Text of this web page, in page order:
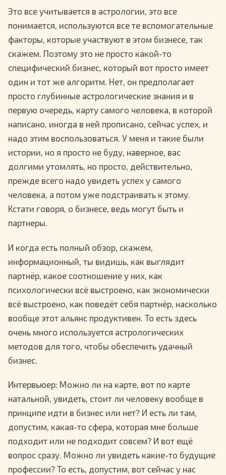
Это все учитывается в астрологии, это все
понимается, используются все те вспомогательные
факторы, которые участвуют в этом бизнесе, так
скажем. Поэтому это не просто какой-то
специфический бизнес, который вот просто имеет
один и тот же алгоритм. Нет, он предполагает
просто глубинные астрологические знания и в
первую очередь, карту самого человека, в которой
написано, иногда в ней прописано, сейчас успех, и
надо этим воспользоваться. У меня и такие были
истории, но я просто не буду, наверное, вас
долгими утомлять, но просто, действительно,
прежде всего надо увидеть успех у самого
человека, а потом уже подстраивать к этому.
Кстати говоря, о бизнесе, ведь могут быть и
партнеры.
И когда есть полный обзор, скажем,
информационный, ты видишь, как выглядит
партнёр, какое соотношение у них, как
психологически всё выстроено, как экономически
всё выстроено, как поведёт себя партнёр, насколько
вообще этот альянс продуктивен. То есть здесь
очень много используется астрологических
методов для того, чтобы обеспечить удачный
бизнес.
Интервьюер: Можно ли на карте, вот по карте
натальной, увидеть, стоит ли человеку вообще в
принципе идти в бизнес или нет? И есть ли там,
допустим, какая-то сфера, которая мне больше
подходит или не подходит совсем? И вот ещё
вопрос сразу. Можно ли увидеть какие-то будущие
профессии? То есть, допустим, вот сейчас у нас